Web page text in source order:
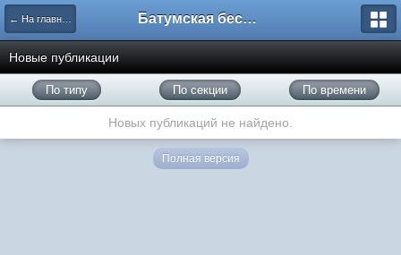
← На главную Батумская беседка
Новые публикации
По типу По секции По времени
Новых публикаций не найдено.
Полная версия